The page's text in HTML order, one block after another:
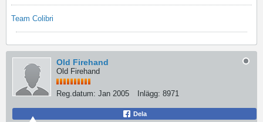
Team Colibri
Old Firehand
Old Firehand
Reg.datum: Jan 2005 Inlägg: 8971
Dela